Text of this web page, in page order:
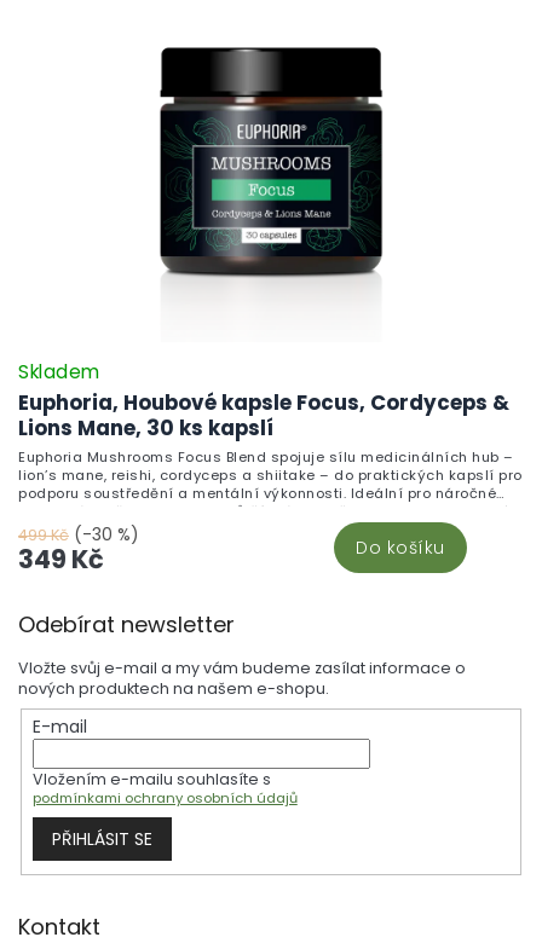
Euphoria, Houbové kapsle Focus, Cordyceps &
Lions Mane, 30 ks kapslí
Skladem
499 Kč (-30 %)
349 Kč Do košíku
Euphoria Mushrooms Focus Blend spojuje sílu medicinálních hub –
lion’s mane, reishi, cordyceps a shiitake – do praktických kapslí pro
podporu soustředění a mentální výkonnosti. Ideální pro náročné
dny v práci, při studiu nebo tvůrčí práci. Skvěle zapadne do zdravé
životosprávy vedle dalších bylinek a hub a chytrých doplků stravy.
Odebírat newsletter
Vložte svůj e-mail a my vám budeme zasílat informace o
nových produktech na našem e-shopu.
E-mail
Vložením e-mailu souhlasíte s
podmínkami ochrany osobních údajů
PŘIHLÁSIT SE
Kontakt